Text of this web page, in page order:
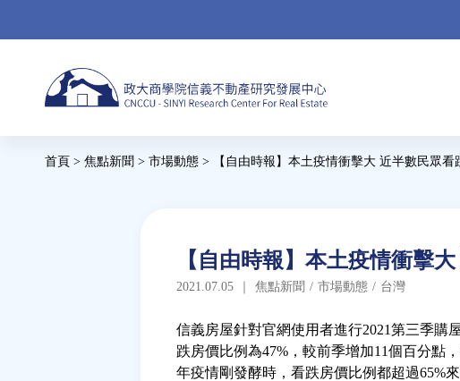
首頁 > 焦點新聞 > 市場動態 > 【自由時報】本土疫情衝擊大 近半數民眾看
to
Back
【自由時報】本土疫情衝擊
2021.07.05 焦點新聞 / 市場動態 / 台灣
信義房屋針對官網使用者進行2021第三季購
跌房價比例為47%，較前季增加11個百分點
年疫情剛發酵時，看跌房價比例都超過65%